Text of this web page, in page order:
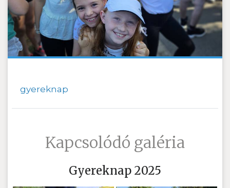
gyereknap
Kapcsolódó galéria
Gyereknap 2025